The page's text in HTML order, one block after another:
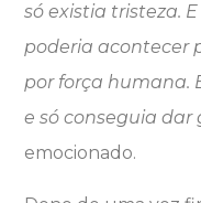
só existia tristeza.
poderia acontecer
por força humana.
e só conseguia dar
emocionado.